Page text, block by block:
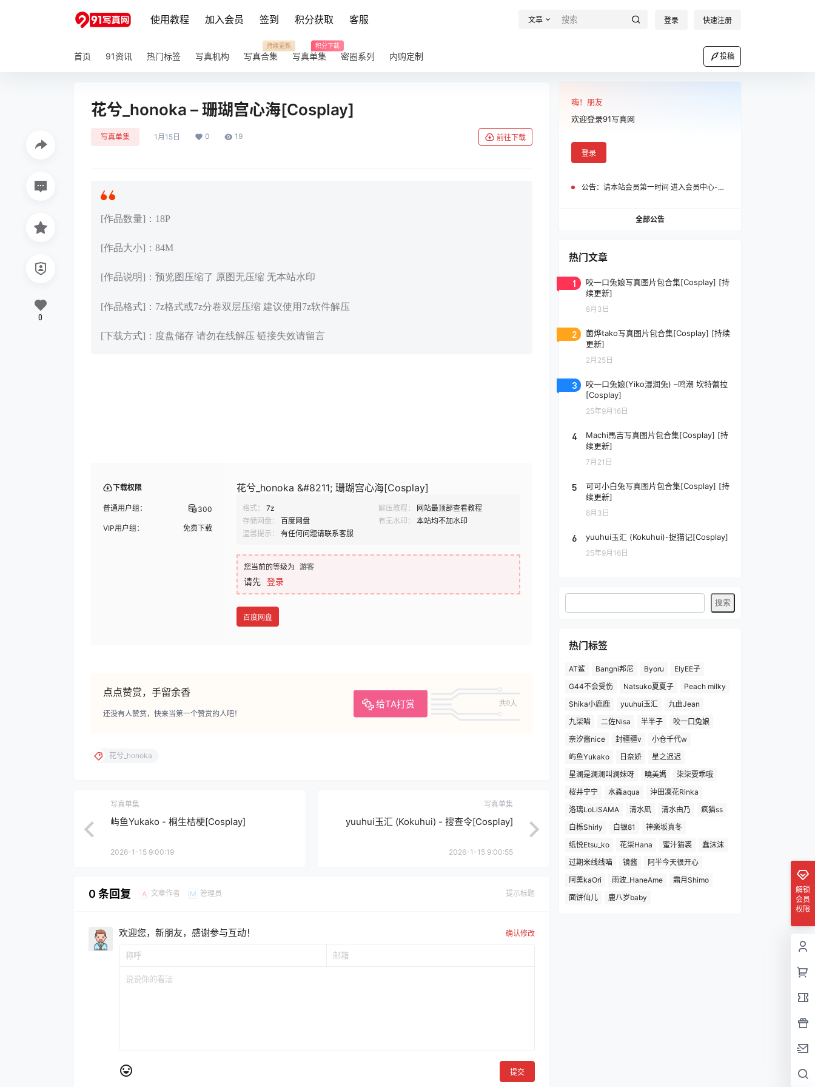
使用教程 加入会员 签到 积分获取 客服 文章 登录 快速注册
首页 91资讯 热门标签 写真机构 写真合集
持续更新
写真单集
积分下载
密圈系列 内购定制 投稿
花兮_honoka – 珊瑚宫心海[Cosplay]
写真单集 1月15日 0 19 前往下载
[作品数量]：18P
[作品大小]：84M
[作品说明]：预览图压缩了 原图无压缩 无本站水印
[作品格式]：7z格式或7z分卷双层压缩 建议使用7z软件解压
[下载方式]：度盘储存 请勿在线解压 链接失效请留言
下载权限
普通用户组： 300
VIP用户组： 免费下载
花兮_honoka &#8211; 珊瑚宫心海[Cosplay]
格式： 7z 解压教程：
网站最顶部查看教程
存储网盘：
百度网盘 有无水印：
本站均不加水印
温馨提示：
有任何问题请联系客服
您当前的等级为 游客
请先 登录
百度网盘
点点赞赏，手留余香
给TA打赏 共0人
还没有人赞赏，快来当第一个赞赏的人吧！
0
花兮_honoka
写真单集
屿鱼Yukako - 桐生桔梗[Cosplay]
2026-1-15 9:00:19
写真单集
yuuhui玉汇 (Kokuhui) - 搜查令[Cosplay]
2026-1-15 9:00:55
0 条回复 A 文章作者 M 管理员 提示标题
欢迎您，新朋友，感谢参与互动！ 确认修改
提交
嗨！朋友
欢迎登录91写真网
登录
公告： 请本站会员第一时间 进入会员中心-我的设置中为您的账号绑定邮箱!
全部公告
热门文章
1
咬一口兔娘写真图片包合集[Cosplay] [持
续更新]
8月3日
2
菌烨tako写真图片包合集[Cosplay] [持续
更新]
2月25日
3
咬一口兔娘(Yiko湿润兔) –鸣潮 坎特蕾拉
[Cosplay]
25年9月16日
4
Machi馬吉写真图片包合集[Cosplay] [持
续更新]
7月21日
5
可可小白兔写真图片包合集[Cosplay] [持
续更新]
8月3日
6 yuuhui玉汇 (Kokuhui)-捉猫记[Cosplay]
25年9月16日
热门标签
AT鲨 Bangni邦尼 Byoru
ElyEE子
G44不会受伤
Natsuko夏夏子
Peach milky
Shika小鹿鹿
yuuhui玉汇
九曲Jean
九柒喵
二佐Nisa 半半子
咬一口兔娘
奈汐酱nice
封疆疆v
小仓千代w
屿鱼Yukako
日奈娇
星之迟迟
星澜是澜澜叫澜妹呀
曉美媽
柒柒要乖哦
桜井宁宁
水淼aqua
沖田凜花Rinka
洛璃LoLiSAMA
清水凪 清水由乃
疯猫ss
白栎Shirly
白银81
神楽坂真冬
纸悦Etsu_ko
花柒Hana 蜜汁猫裘
蠢沫沫
过期米线线喵
镜酱
阿半今天很开心
阿薰kaOri
雨波_HaneAme
霜月Shimo
面饼仙儿
鹿八岁baby
解锁
会员
权限